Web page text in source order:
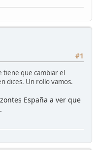
#1
tiene que cambiar el
dices. Un rollo vamos.
España a ver que